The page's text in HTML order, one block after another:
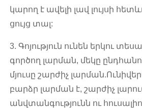
կարող է ավելի լավ լույսի
ցույց տալ:
3. Գոյություն ունեն երկու
գործող լարման, մեկը
մյուսը շարժիչ
բարձր լարման է, շարժիչ
անվտանգությունն ու